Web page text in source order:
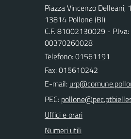
Piazza Vincenzo Delleani, 1
13814 Pollone (BI)
C.F. 81002130029 - P.Iva:
00370260028
Telefono:01561191
Fax: 015610242
E-mail:
PEC:
Uffici e orari
Numeri utili